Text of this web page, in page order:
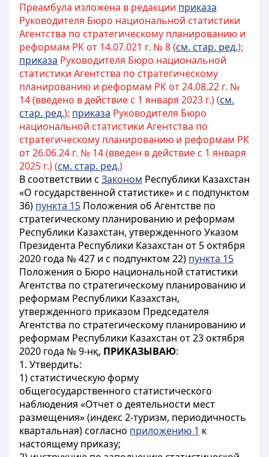
Преамбула изложена в редакции приказа
Руководителя Бюро национальной статистики
Агентства по стратегическому планированию и
реформам РК от 14.07.021 г. № 8 (см. стар. ред.);
приказа Руководителя Бюро национальной
статистики Агентства по стратегическому
планированию и реформам РК от 24.08.22 г. №
14 (введено в действие с 1 января 2023 г.) (см.
стар. ред.); приказа Руководителя Бюро
национальной статистики Агентства по
стратегическому планированию и реформам РК
от 26.06.24 г. № 14 (введен в действие с 1 января
2025 г.) (см. стар. ред.)
В соответствии с Законом Республики Казахстан
«О государственной статистике» и с подпунктом
36) пункта 15 Положения об Агентстве по
стратегическому планированию и реформам
Республики Казахстан, утвержденного Указом
Президента Республики Казахстан от 5 октября
2020 года № 427 и с подпунктом 22) пункта 15
Положения о Бюро национальной статистики
Агентства по стратегическому планированию и
реформам Республики Казахстан,
утвержденного приказом Председателя
Агентства по стратегическому планированию и
реформам Республики Казахстан от 23 октября
2020 года № 9-нқ, ПРИКАЗЫВАЮ:
1. Утвердить:
1) статистическую форму
общегосударственного статистического
наблюдения «Отчет о деятельности мест
размещения» (индекс 2-туризм, периодичность
квартальная) согласно приложению 1 к
настоящему приказу;